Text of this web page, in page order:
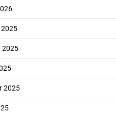
2025
2025
2025